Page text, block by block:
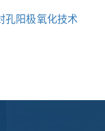
孔阳极氧化技术